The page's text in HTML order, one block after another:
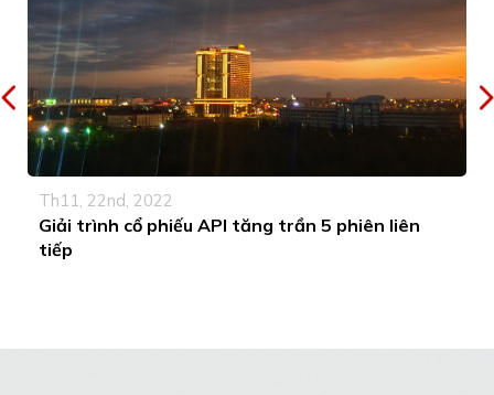
Th11, 22nd, 2022
Giải trình cổ phiếu API tăng trần 5 phiên liên
tiếp